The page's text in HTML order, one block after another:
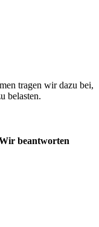
tragen wir dazu bei,
belasten.
beantworten